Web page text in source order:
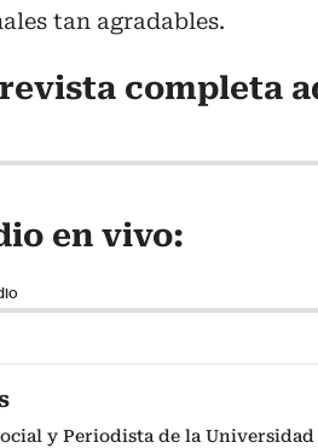
tan agradables.
completa
en vivo:
y Periodista de la Universidad